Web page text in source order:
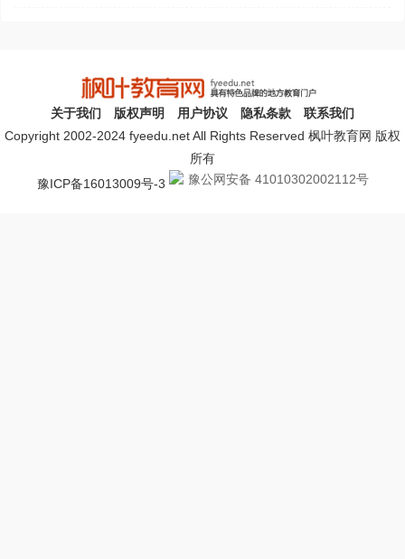
关于我们 版权声明 用户协议 隐私条款
联系我们
Copyright 2002-2024 fyeedu.net All Rights Reserved 枫叶教育网 版权
所有
豫ICP备16013009号-3
豫公网安备 41010302002112号